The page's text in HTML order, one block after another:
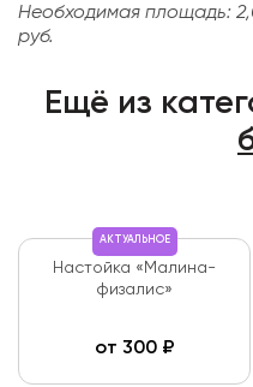
Необходимая площадь:
руб.
Ещё из
АКТУАЛЬНОЕ
Настойка «Малина-
физалис»
от 300₽